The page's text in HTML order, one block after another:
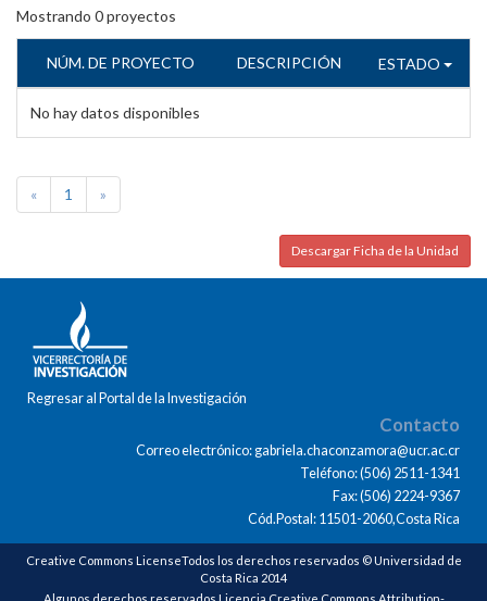
Mostrando 0proyectos
NÚM. DE PROYECTO DESCRIPCIÓN ESTADO
No hay datos disponibles
« 1 »
Descargar Ficha de la Unidad
Regresar al Portal de la Investigación
Contacto
Correo electrónico: gabriela.chaconzamora@ucr.ac.cr
Teléfono: (506) 2511-1341
Fax: (506) 2224-9367
Cód.Postal: 11501-2060,Costa Rica
Creative Commons LicenseTodos los derechos reservados © Universidad de
Costa Rica 2014